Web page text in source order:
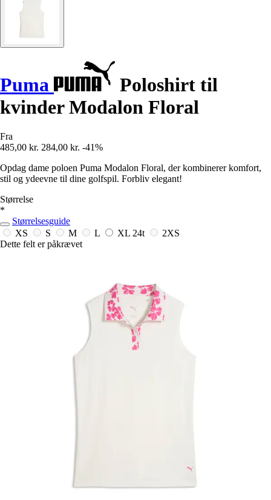
Puma
Poloshirt til
kvinder Modalon Floral
Fra
485,00 kr. 284,00 kr. -41%
Opdag dame poloen Puma Modalon Floral, der kombinerer komfort,
stil og ydeevne til dine golfspil. Forbliv elegant!
Størrelse
*
Størrelsesguide
XS
S M L XL 24t
2XS
Dette felt er påkrævet